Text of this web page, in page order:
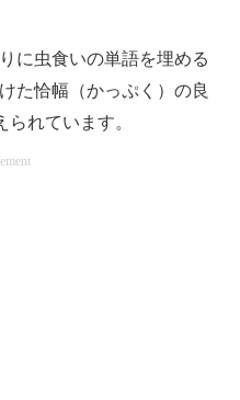
に虫食いの単語を埋める
た恰幅（かっぷく）の良
れています。